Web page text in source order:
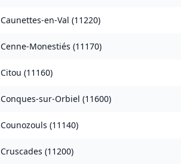
Caunettes-en-Val (11220)
Cenne-Monestiés (11170)
Citou (11160)
Conques-sur-Orbiel (11600)
Counozouls (11140)
Cruscades (11200)